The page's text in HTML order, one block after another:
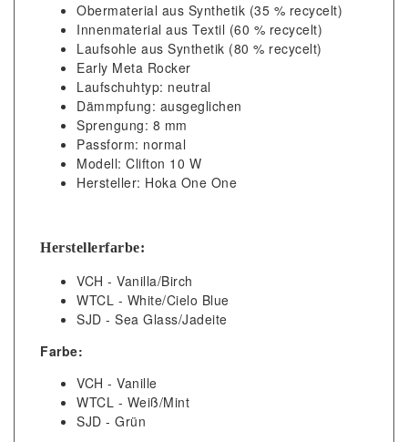
Obermaterial aus Synthetik (35 % recycelt)
Innenmaterial aus Textil (60 % recycelt)
Laufsohle aus Synthetik (80 % recycelt)
Early Meta Rocker
Laufschuhtyp: neutral
Dämmpfung: ausgeglichen
Sprengung: 8 mm
Passform: normal
Modell: Clifton 10 W
Hersteller: Hoka One One
Herstellerfarbe:
VCH - Vanilla/Birch
WTCL - White/Cielo Blue
SJD - Sea Glass/Jadeite
Farbe:
VCH - Vanille
WTCL - Weiß/Mint
SJD - Grün